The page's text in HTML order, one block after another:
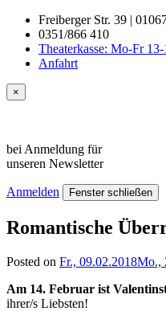
Freiberger Str. 39 |
0351/866 410
Theaterkasse: Mo-Fr
Anfahrt
×
bei Anmeldung für
unseren Newsletter
Anmelden Fenster schließen
Romantische
Posted on Fr., 09.02.2018Mo.,
Am 14. Februar ist
ihrer/s Liebsten!